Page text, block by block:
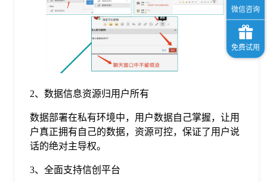
2、数据信息资源归用户所有
数据部署在私有环境中，用户数据自己掌握，让用
户真正拥有自己的数据，资源可控，保证了用户说
话的绝对主导权。
3、全面支持信创平台